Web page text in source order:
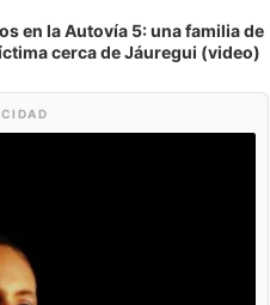
en la Autovía 5: una familia de
cerca de Jáuregui (video)